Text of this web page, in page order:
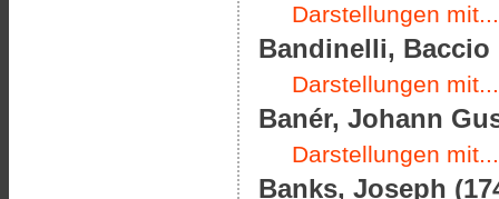
Darstellungen mit...
Bandinelli, Baccio
Darstellungen mit...
Banér, Johann
Darstellungen mit...
Banks, Joseph